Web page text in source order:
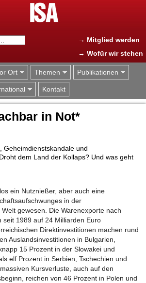
Jump to navigation
→ Mitglied werden
→ Wofür wir stehen
Ort Themen Publikationen
Kontakt
in Not*
Geheimdienstskandale und
dem Land der Kollaps? Und was geht
ein Nutznießer, aber auch eine
in der
gewesen. Die Warenexporte nach
seit 1989 auf 24 Milliarden Euro
Direktinvestitionen machen rund
Auslandsinvestitionen in Bulgarien,
15 Prozent in der Slowakei und
elf Prozent in Serbien, Tschechien und
Kursverluste, auch auf den
reichen von 46 Prozent in Polen und